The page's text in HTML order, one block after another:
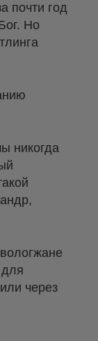
почти год
Но
никогда
через